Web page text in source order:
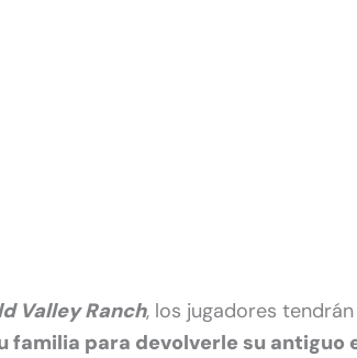
Valley Ranch, los jugadores
familia para devolverle su antiguo